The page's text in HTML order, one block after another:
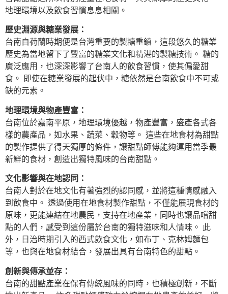
地理環境以及飲食習慣息息相關。
歷史淵源與糖業發展：
台南自荷蘭時期便是台灣重要的製糖重鎮，這段悠久的糖業
歷史為當地留下了豐富的糖業文化和精湛的製糖技術。 糖的
廣泛應用，也深深影響了台南人的飲食習慣，使其偏愛甜
食。 即使在糖業發展的起伏中，糖依然是台南飲食中不可或
缺的元素。
地理環境與物產豐富：
台南位於嘉南平原，地理環境優越，物產豐富，盛產各式各
樣的農產品，如水果、蔬菜、穀物等。 這些在地食材為甜點
的製作提供了得天獨厚的條件，讓甜點師傅能夠運用當季最
新鮮的食材，創造出獨特風味的台南甜點。
文化影響與在地認同：
台南人對於在地文化有著強烈的認同感，並將這種情感融入
到飲食中。 透過使用在地食材製作甜點，不僅能展現食材的
原味，更能連結在地農民，支持在地產業，同時也讓品嚐甜
點的人們，感受到這份屬於台南的獨特滋味和人情味。 此
外，日治時期引入的西式飲食文化，如布丁、克林姆麵包
等，也與在地食材結合，發展出具有台南特色的甜點。
創新與傳承並存：
台南的甜點產業在保有傳統風味的同時，也積極創新，不斷